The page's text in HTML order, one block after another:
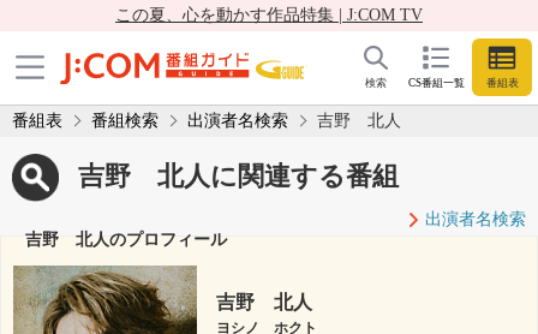
この夏、心を動かす作品特集 | J:COM TV
CS番組一覧 番組表
検索
番組表 番組検索 出演者名検索 吉野 北人
吉野 北人に関連する番組
出演者名検索
吉野 北人のプロフィール
吉野 北人
ヨシノ ホクト